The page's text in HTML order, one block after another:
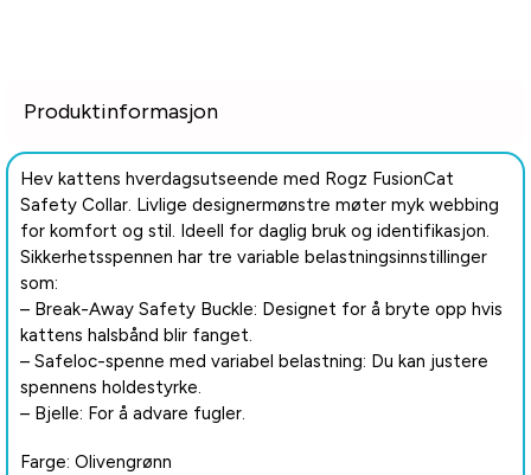
Produktinformasjon
Hev kattens hverdagsutseende med Rogz FusionCat
Safety Collar. Livlige designermønstre møter myk webbing
for komfort og stil. Ideell for daglig bruk og identifikasjon.
Sikkerhetsspennen har tre variable belastningsinnstillinger
som:
– Break-Away Safety Buckle: Designet for å bryte opp hvis
kattens halsbånd blir fanget.
– Safeloc-spenne med variabel belastning: Du kan justere
spennens holdestyrke.
– Bjelle: For å advare fugler.
Farge: Olivengrønn